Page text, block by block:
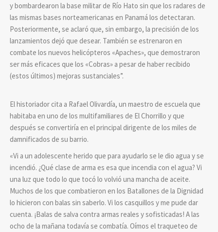
y bombardearon la base militar de Río Hato sin que los radares de
las mismas bases norteamericanas en Panamá los detectaran.
Posteriormente, se aclaró que, sin embargo, la precisión de los
lanzamientos dejó que desear. También se estrenaron en
combate los nuevos helicópteros «Apaches», que demostraron
ser más eficaces que los «Cobras» a pesar de haber recibido
(estos últimos) mejoras sustanciales”.
El historiador cita a Rafael Olivardía, un maestro de escuela que
habitaba en uno de los multifamiliares de El Chorrillo y que
después se convertiría en el principal dirigente de los miles de
damnificados de su barrio.
«Vi a un adolescente herido que para ayudarlo se le dio agua y se
incendió. ¿Qué clase de arma es esa que incendia con el agua? Vi
una luz que todo lo que tocó lo volvió una mancha de aceite.
Muchos de los que combatieron en los Batallones de la Dignidad
lo hicieron con balas sin saberlo. Vi los casquillos y me pude dar
cuenta. ¡Balas de salva contra armas reales y sofisticadas! A las
ocho de la mañana todavía se combatía. Oímos el traqueteo de